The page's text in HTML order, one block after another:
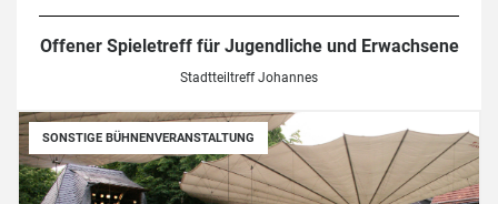
Offener Spieletreff für Jugendliche und Erwachsene
Stadtteiltreff Johannes
SONSTIGE BÜHNENVERANSTALTUNG